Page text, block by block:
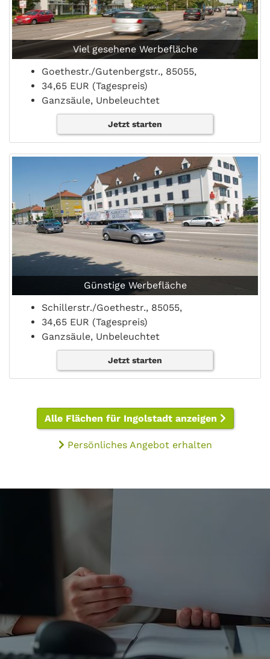
Viel gesehene Werbefläche
Goethestr./Gutenbergstr., 85055,
34,65 EUR (Tagespreis)
Ganzsäule, Unbeleuchtet
Jetzt starten
Günstige Werbefläche
Schillerstr./Goethestr., 85055,
34,65 EUR (Tagespreis)
Ganzsäule, Unbeleuchtet
Jetzt starten
Alle Flächen für Ingolstadt anzeigen
Persönliches Angebot erhalten